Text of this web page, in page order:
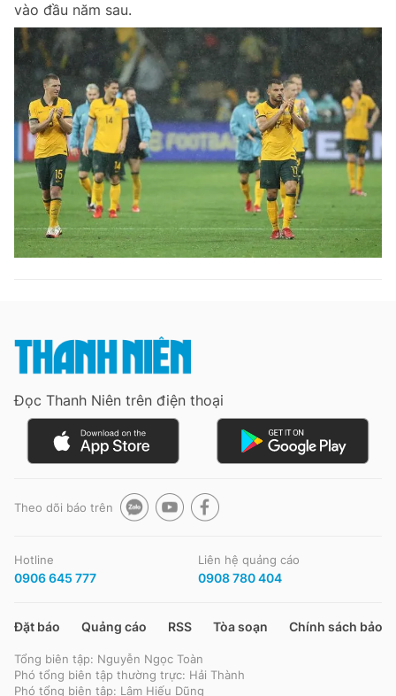
vào đầu năm sau.
Đọc Thanh Niên trên điện thoại
Theo dõi báo trên
Hotline
0906 645 777
Liên hệ quảng cáo
0908 780 404
Đặt báo Quảng cáo RSS Tòa soạn Chính sách bảo
Tổng biên tập: Nguyễn Ngọc Toàn
Phó tổng biên tập thường trực: Hải Thành
Phó tổng biên tập: Lâm Hiếu Dũng